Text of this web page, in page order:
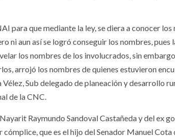
para que mediante la ley, se diera a conocer los
ni aun así se logró conseguir los nombres, pues
los nombres de los involucrados, sin
arrojó los nombres de quienes estuvieron
Sub delegado de planeación y desarrollo
de la CNC.
Raymundo Sandoval Castañeda y del ex
que es el hijo del Senador Manuel Cota